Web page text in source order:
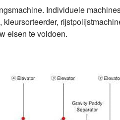
Individuele
kleursorteerder,
eisen te voldoen.